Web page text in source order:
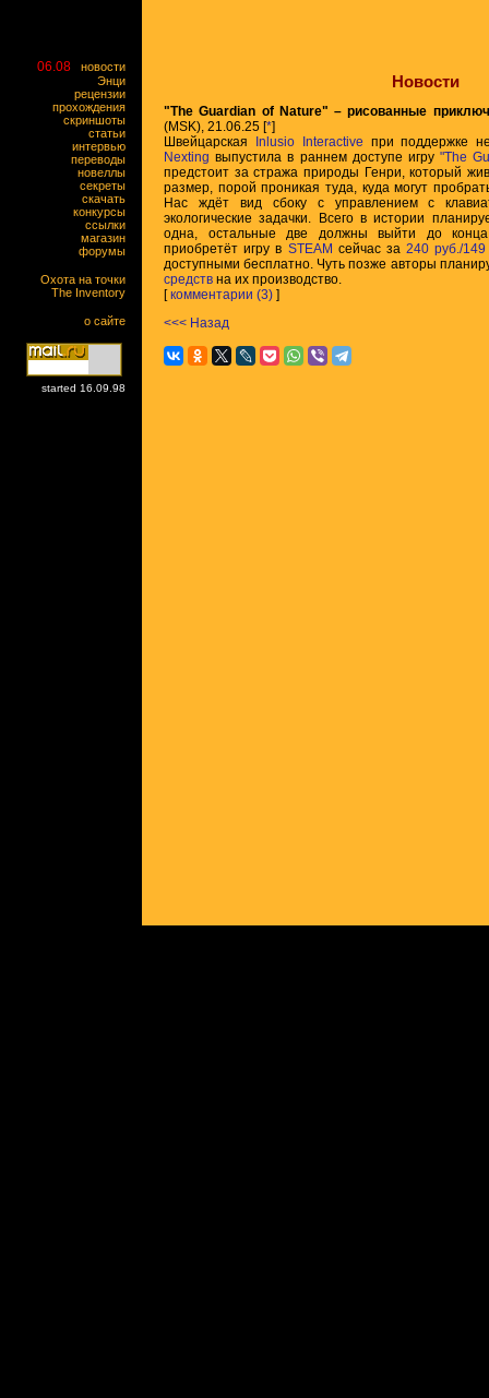
06.08
новости
Энци
рецензии
прохождения
скриншоты
статьи
интервью
переводы
новеллы
секреты
скачать
конкурсы
ссылки
магазин
форумы
Охота на точки
The Inventory
о сайте
started 16.09.98
Новости
"The Guardian of Nature" – рисованные
(MSK), 21.06.25 [*]
Швейцарская
Inlusio Interactive при поддержке
Nexting выпустила в раннем доступе игру "The
предстоит за стража природы Генри, который
размер, порой проникая туда, куда могут
Нас ждёт вид сбоку с управлением с
экологические задачки. Всего в истории
одна, остальные две должны выйти до
приобретёт игру в STEAM сейчас за240 руб./149
доступными бесплатно. Чуть позже авторы
средств на их производство.
[комментарии (3) ]
<<< Назад